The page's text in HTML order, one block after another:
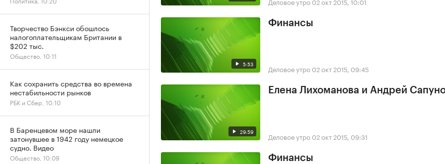
5:53
Финансы
Деловое утро 02 окт 2015, 09:45
29:59
Елена Лихоманова и Андрей
Деловое утро 02 окт 2015, 09:31
Финансы
Творчество Бэнкси обошлось
налогоплательщикам Британии в
$202 тыс.
Общество, 10:11
Как сохранить средства во времена
нестабильности рынков
РБК и Сбер, 10:10
В Баренцевом море нашли
затонувшее в 1942 году немецкое
судно. Видео
Общество, 10:09